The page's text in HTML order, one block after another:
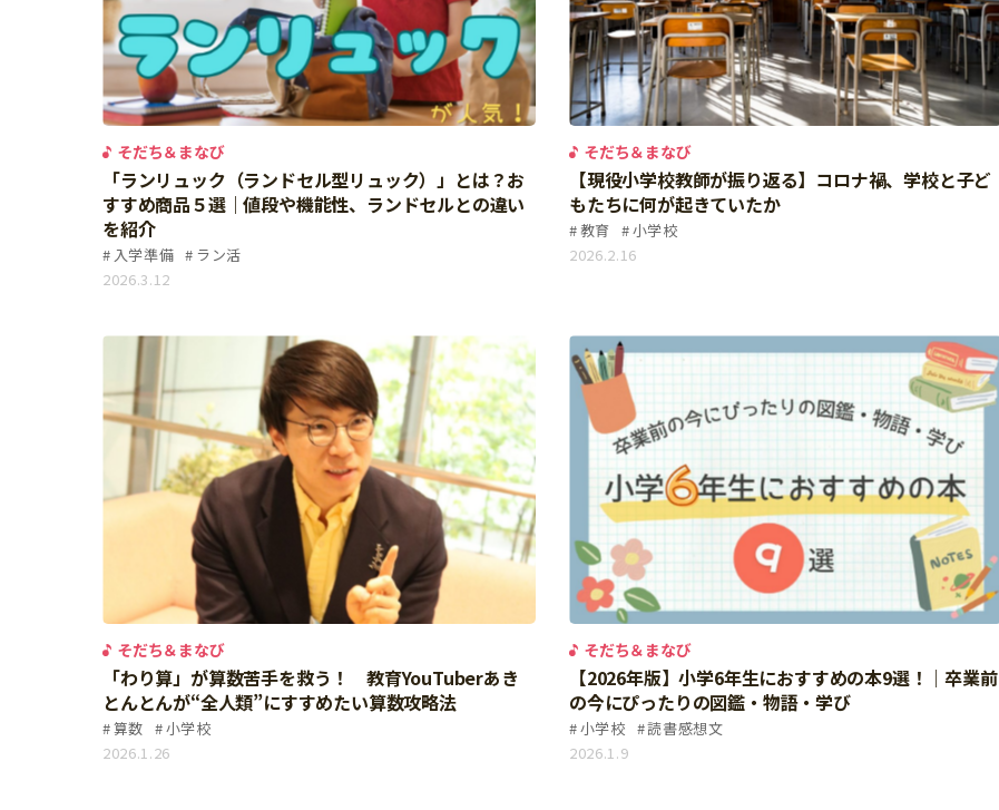
そだち＆まなび
「ランリュック（ランドセル型リュック）」とは？お
すすめ商品５選｜値段や機能性、ランドセルとの違い
を紹介
入学準備
ラン活
2026.3.12
そだち＆まなび
【現役小学校教師が振り返る】コロナ禍、学校と子ど
もたちに何が起きていたか
教育
小学校
2026.2.16
そだち＆まなび
「わり算」が算数苦手を救う！ 教育YouTuberあき
とんとんが“全人類”にすすめたい算数攻略法
算数
小学校
2026.1.26
そだち＆まなび
【2026年版】小学6年生におすすめの本9選！｜卒業前
の今にぴったりの図鑑・物語・学び
小学校
読書感想文
2026.1.9